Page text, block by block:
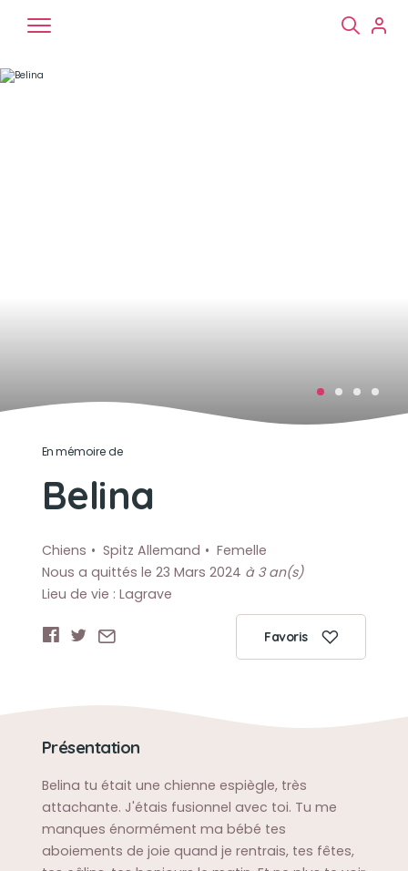
En mémoire de
Belina
Chiens Spitz Allemand
Femelle
Nous a quittés le 23 Mars 2024 à 3 an(s)
Lieu de vie : Lagrave
Favoris
Présentation
Belina tu était une chienne espiègle, très
attachante. J'étais fusionnel avec toi. Tu me
manques énormément ma bébé tes
aboiements de joie quand je rentrais, tes fêtes,